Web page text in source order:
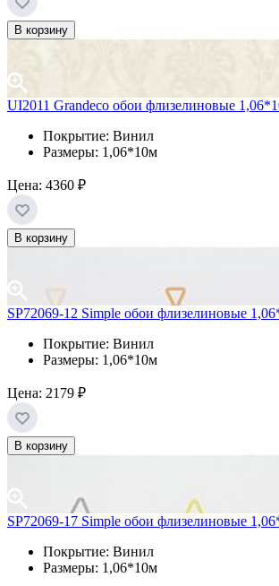
В корзину
UI2011 Grandeco обои флизелиновые
Покрытие: Винил
Размеры: 1,06*10м
Цена: 4360 ₽
В корзину
SP72069-12 Simple обои флизелиновые
Покрытие: Винил
Размеры: 1,06*10м
Цена: 2179 ₽
В корзину
SP72069-17 Simple обои флизелиновые
Покрытие: Винил
Размеры: 1,06*10м